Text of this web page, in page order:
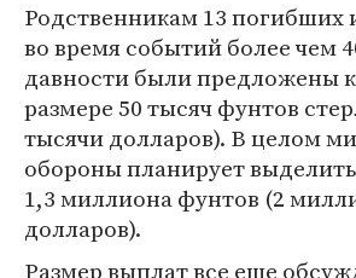
Родственникам 13 погибших
во время событий более чем
давности были предложены
размере 50 тысяч фунтов
тысячи долларов). В целом
обороны планирует
1,3 миллиона фунтов (2
долларов).
Размер выплат все еще